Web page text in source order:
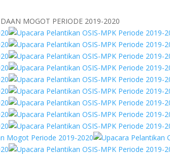
MOGOT PERIODE 2019-2020